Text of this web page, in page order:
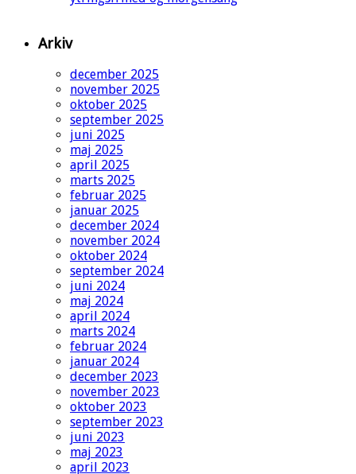
Arkiv
december 2025
november 2025
oktober 2025
september 2025
juni 2025
maj 2025
april 2025
marts 2025
februar 2025
januar 2025
december 2024
november 2024
oktober 2024
september 2024
juni 2024
maj 2024
april 2024
marts 2024
februar 2024
januar 2024
december 2023
november 2023
oktober 2023
september 2023
juni 2023
maj 2023
april 2023